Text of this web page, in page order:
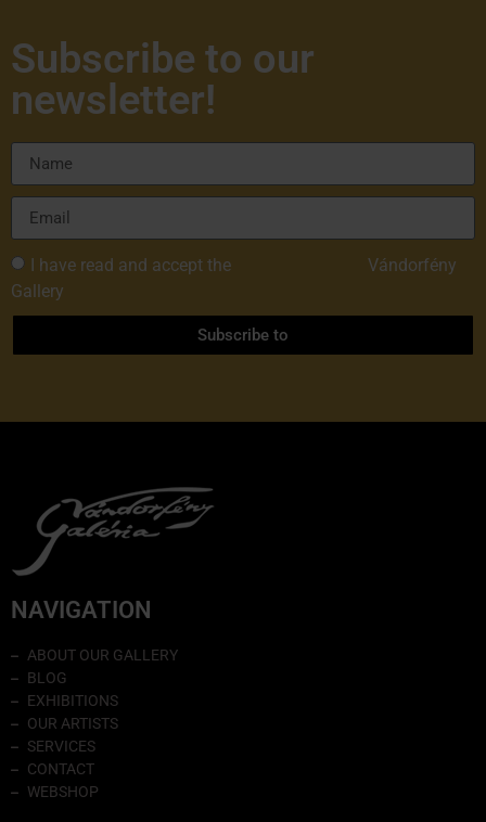
Subscribe to our
newsletter!
I have read and accept the
Vándorfény
Gallery
Subscribe to
NAVIGATION
ABOUT OUR GALLERY
BLOG
EXHIBITIONS
OUR ARTISTS
SERVICES
CONTACT
WEBSHOP